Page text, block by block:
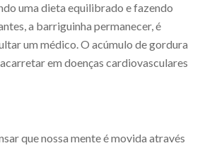
uma dieta equilibrado e fazendo
a barriguinha permanecer, é
um médico. O acúmulo de gordura
em doenças cardiovasculares
que nossa mente é movida através